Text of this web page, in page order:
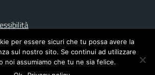
per essere sicuri che tu possa avere la
sul nostro sito. Se continui ad utilizzare
noi assumiamo che tu ne sia felice.